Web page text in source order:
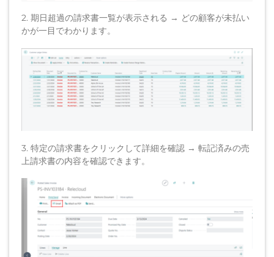
2. 期日超過の請求書一覧が表示される → どの顧客が未払い
かが一目でわかります。
3. 特定の請求書をクリックして詳細を確認 → 転記済みの売
上請求書の内容を確認できます。